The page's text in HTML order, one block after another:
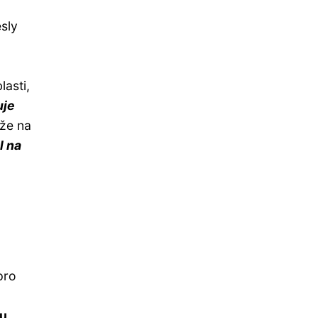
na
na